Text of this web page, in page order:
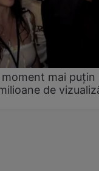
mai puțin
de